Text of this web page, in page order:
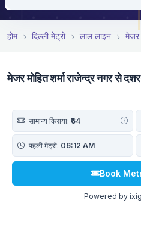
होम दिल्ली मेट्रो लाल लाइन मे‌‌जर
मे‌‌जर मोहित शर्मा राजेन्द्र नगर से
सामान्य किराया: ₹64
पहली मेट्रो: 06:12 AM
Book
Powered by